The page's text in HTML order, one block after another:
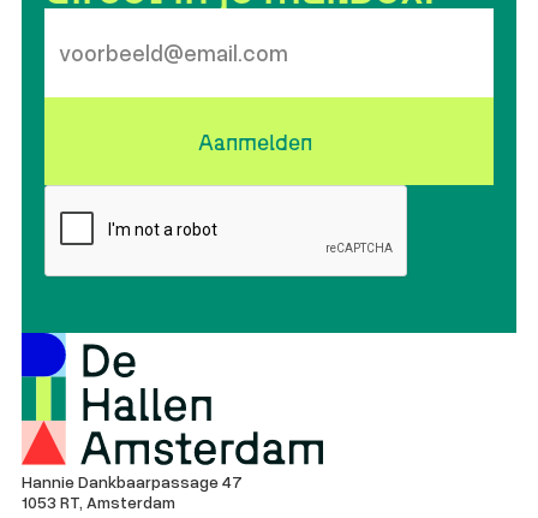
Aanmelden
Hannie Dankbaarpassage 47
1053 RT, Amsterdam